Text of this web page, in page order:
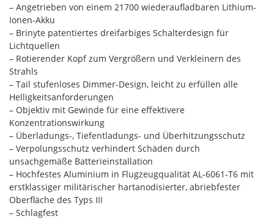
– Angetrieben von einem 21700 wiederaufladbaren Lithium-
Ionen-Akku
– Brinyte patentiertes dreifarbiges Schalterdesign für
Lichtquellen
– Rotierender Kopf zum Vergrößern und Verkleinern des
Strahls
– Tail stufenloses Dimmer-Design, leicht zu erfüllen alle
Helligkeitsanforderungen
– Objektiv mit Gewinde für eine effektivere
Konzentrationswirkung
– Überladungs-, Tiefentladungs- und Überhitzungsschutz
– Verpolungsschutz verhindert Schäden durch
unsachgemäße Batterieinstallation
– Hochfestes Aluminium in Flugzeugqualität AL-6061-T6 mit
erstklassiger militärischer hartanodisierter, abriebfester
Oberfläche des Typs III
– Schlagfest